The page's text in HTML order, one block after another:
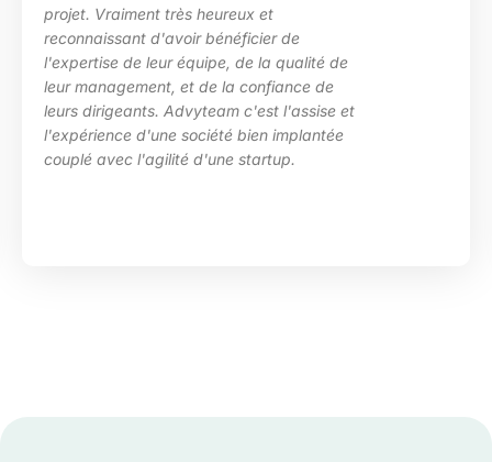
heureux et
bénéficier de
équipe, de la qualité de
et de la confiance de
c'est l'assise et
société bien implantée
d'une startup.